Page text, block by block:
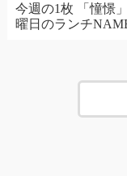
今週の1枚 「憧憬
曜日のランチ